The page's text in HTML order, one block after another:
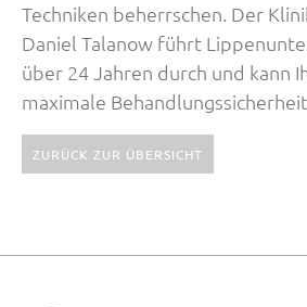
Techniken beherrschen. Der
Daniel Talanow führt
über 24 Jahren durch und kann
maximale
ZURÜCK ZUR ÜBERSICHT